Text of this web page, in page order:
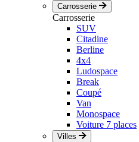
Carrosserie
Carrosserie
SUV
Citadine
Berline
4x4
Ludospace
Break
Coupé
Van
Monospace
Voiture 7 places
Villes